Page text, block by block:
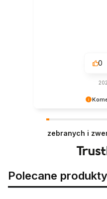
0
zebranych i
Polecane produkty